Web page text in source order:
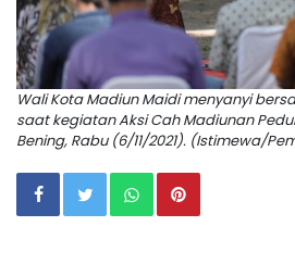
Wali Kota Madiun Maidi menyanyi
saat kegiatan Aksi Cah Madiunan
Bening, Rabu (6/11/2021). (Istimewa/